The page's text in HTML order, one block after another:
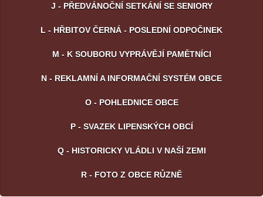
J - PŘEDVÁNOČNÍ SETKÁNÍ SE SENIORY
L - HŘBITOV ČERNÁ - POSLEDNÍ ODPOČINEK
M - K SOUBORU VYPRÁVĚJÍ PAMĚTNÍCI
N - REKLAMNÍ A INFORMAČNÍ SYSTÉM OBCE
O - POHLEDNICE OBCE
P - SVAZEK LIPENSKÝCH OBCÍ
Q - HISTORICKY VLÁDLI V NAŠÍ ZEMI
R - FOTO Z OBCE RŮZNĚ